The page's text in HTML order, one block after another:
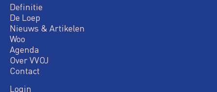
Definitie
De Loep
Nieuws & Artikelen
Woo
Agenda
Over VVOJ
Contact
Login